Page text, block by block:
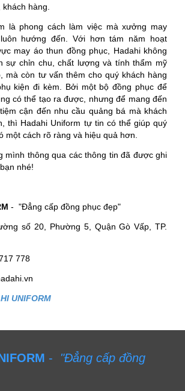
hàng.
là phong cách làm việc mà xưởng may
luôn hướng đến. Với hơn tám năm hoạt
may áo thun đồng phục, Hadahi không
sự chỉn chu, chất lượng và tính thẩm mỹ
mà còn tư vấn thêm cho quý khách hàng
kiện đi kèm. Bởi một bộ đồng phục để
có thể tạo ra được, nhưng để mang đến
cận đến nhu cầu quảng bá mà khách
thì Hadahi Uniform tự tin có thể giúp quý
một cách rõ ràng và hiệu quả hơn.
mình thông qua các thông tin đã được ghi
nhé!
- "Đẳng cấp đồng phục đẹp"
số 20, Phường 5, Quận Gò Vấp, TP.
778
UNIFORM
- "Đẳng cấp đồng